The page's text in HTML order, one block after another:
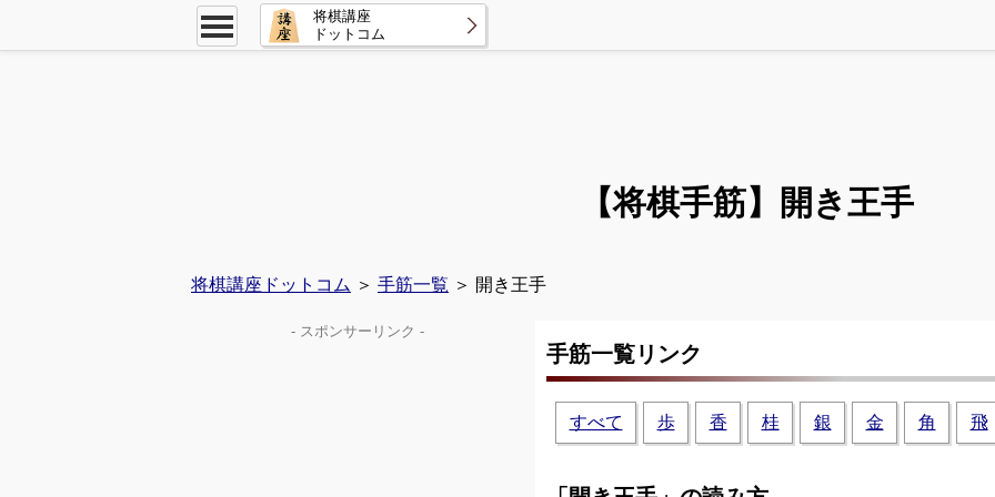
将棋講座
ドットコム
【将棋手筋】 開き王手
将棋講座ドットコム ＞ 手筋一覧 ＞ 開き王手
手筋一覧リンク
すべて 歩 香 桂 銀 金 角 飛
- スポンサーリンク -